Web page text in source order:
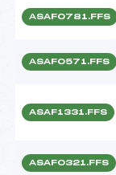
ASAF0781.FFS
ASAF0571.FFS
ASAF1331.FFS
ASAF0321.FFS